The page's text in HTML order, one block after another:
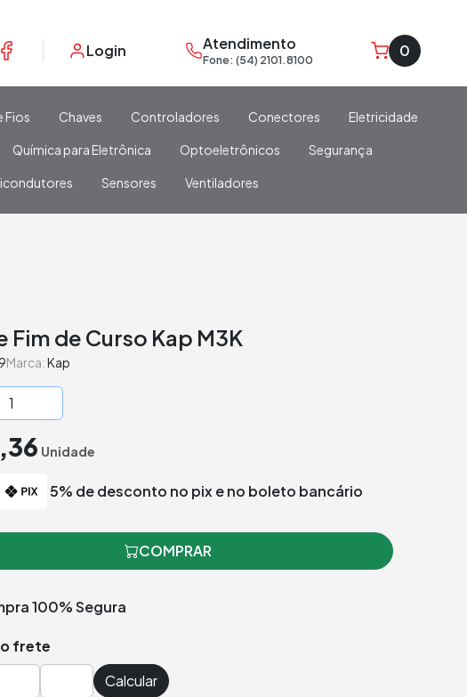
Login Atendimento
Fone: (54) 2101.8100 0
Fios Chaves Controladores Conectores Eletricidade
Química para Eletrônica Optoeletrônicos Segurança
Sensores Ventiladores
Fim de Curso Kap M3K
Marca:Kap
Unidade
5% de desconto no pix e no boleto bancário
COMPRAR
100% Segura
frete
Calcular